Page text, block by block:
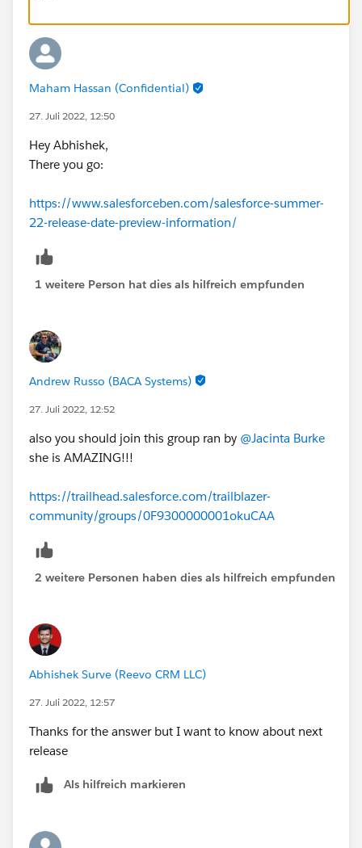
Maham Hassan (Confidential)
27. Juli 2022, 12:50
Hey Abhishek,
There you go:
https://www.salesforceben.com/salesforce-summer-
22-release-date-preview-information/
1 weitere Person hat dies als hilfreich empfunden
Andrew Russo (BACA Systems)
27. Juli 2022, 12:52
also you should join this group ran by @Jacinta Burke
she is AMAZING!!!
https://trailhead.salesforce.com/trailblazer-
community/groups/0F9300000001okuCAA
2 weitere Personen haben dies als hilfreich empfunden
Abhishek Surve (Reevo CRM LLC)
27. Juli 2022, 12:57
Thanks for the answer but I want to know about next
release
Als hilfreich markieren